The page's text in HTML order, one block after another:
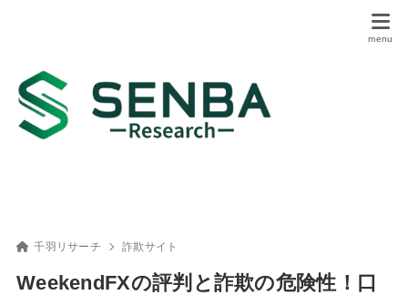
千羽リサーチ 詐欺サイト
WeekendFXの評判と詐欺の危険性！口